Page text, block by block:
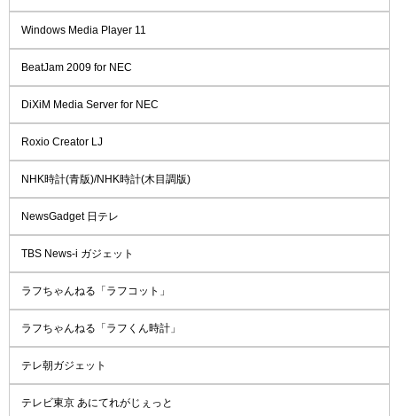
Windows Media Player 11
BeatJam 2009 for NEC
DiXiM Media Server for NEC
Roxio Creator LJ
NHK時計(青版)/NHK時計(木目調版)
NewsGadget 日テレ
TBS News-i ガジェット
ラフちゃんねる「ラフコット」
ラフちゃんねる「ラフくん時計」
テレ朝ガジェット
テレビ東京 あにてれがじぇっと